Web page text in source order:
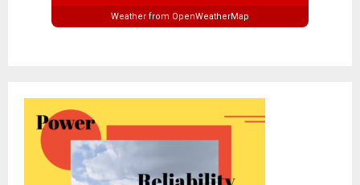
Weather from OpenWeatherMap